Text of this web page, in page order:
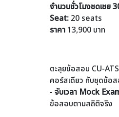
จำนวนชั่วโมงชดเชย
Seat: 20 seats
ราคา 13,900 บาท
ตะลุยข้อสอบ CU-
คอร์สเดียว กับชุดข้อ
- จับเวลา Mock
ข้อสอบตามสถิติจริง